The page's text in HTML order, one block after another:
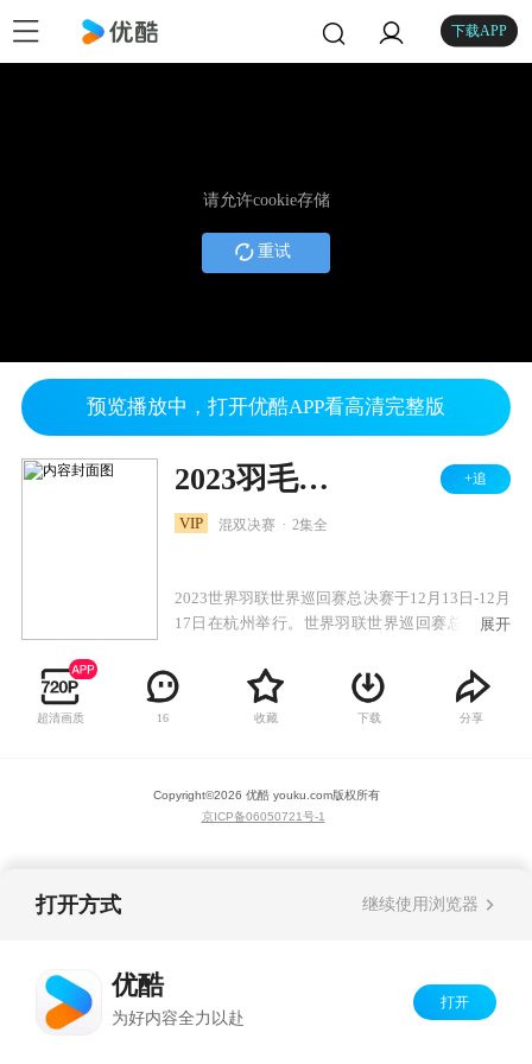
下载APP
请允许cookie存储
重试
预览播放中，打开优酷APP看高清完整版
2023羽毛球BWF世界巡回赛总决赛 混双决赛 冯彦哲/黄东萍VS郑思维/黄雅琼 +追
VIP 混双决赛 2集全
2023世界羽联世界巡回赛总决赛于12月13日-12月
17日在杭州举行。世界羽联世界巡回赛总决赛，
界巡回赛比赛累计总积分排名前八的选手或组合
才有资格收到邀请参赛。赛事将分为男单、女
单、男双、女双和混合双打五个项目。中国队在5
展开
超清画质 16 收藏 下载 分享
Copyright©2026 优酷 youku.com版权所有
京ICP备06050721号-1
打开方式 继续使用浏览器
优酷
为好内容全力以赴
打开